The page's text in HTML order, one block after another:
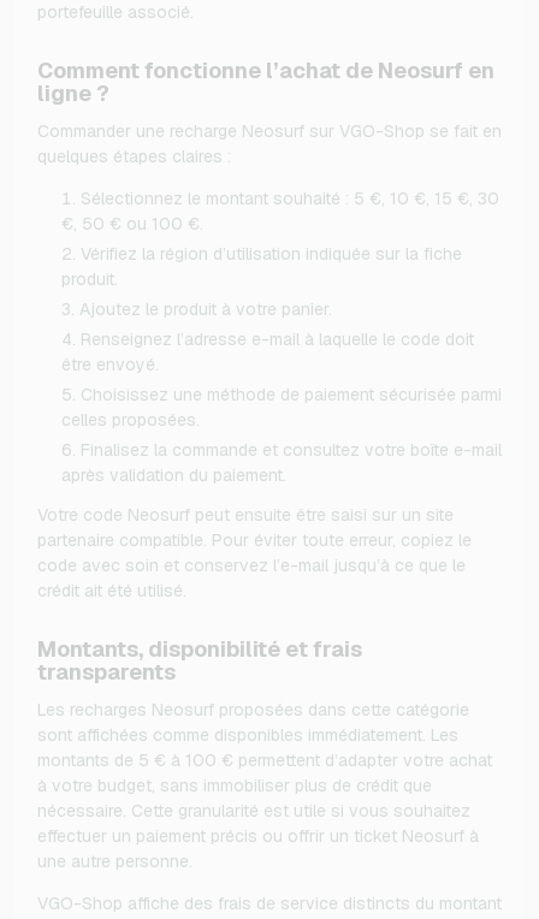
portefeuille associé.
Comment fonctionne l’achat de Neosurf en
ligne ?
Commander une recharge Neosurf sur VGO-Shop se fait en
quelques étapes claires :
Sélectionnez le montant souhaité : 5 €, 10 €, 15 €, 30
€, 50 € ou 100 €.
Vérifiez la région d’utilisation indiquée sur la fiche
produit.
Ajoutez le produit à votre panier.
Renseignez l’adresse e-mail à laquelle le code doit
être envoyé.
Choisissez une méthode de paiement sécurisée parmi
celles proposées.
Finalisez la commande et consultez votre boîte e-mail
après validation du paiement.
Votre code Neosurf peut ensuite être saisi sur un site
partenaire compatible. Pour éviter toute erreur, copiez le
code avec soin et conservez l’e-mail jusqu’à ce que le
crédit ait été utilisé.
Montants, disponibilité et frais
transparents
Les recharges Neosurf proposées dans cette catégorie
sont affichées comme disponibles immédiatement. Les
montants de 5 € à 100 € permettent d’adapter votre achat
à votre budget, sans immobiliser plus de crédit que
nécessaire. Cette granularité est utile si vous souhaitez
effectuer un paiement précis ou offrir un ticket Neosurf à
une autre personne.
VGO-Shop affiche des frais de service distincts du montant